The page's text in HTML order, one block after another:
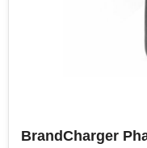
BrandCharger